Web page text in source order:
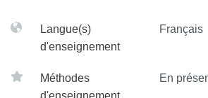
Généricité
Sujets potentiellement
Design patterns
Langue(s)
d'enseignement
Français
Méthodes
d'enseignement
En